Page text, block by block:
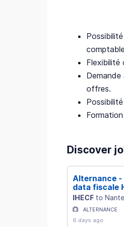
Flexibilité
Demande
offres.
Discover
Alternance -
data fiscale
IHECF to
ALTERNANCE
6 days ago